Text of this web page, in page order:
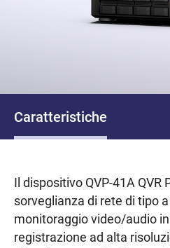
Caratteristiche
Il dispositivo QVP-41A QVR
sorveglianza di rete di tipo
monitoraggio video/audio
registrazione ad alta